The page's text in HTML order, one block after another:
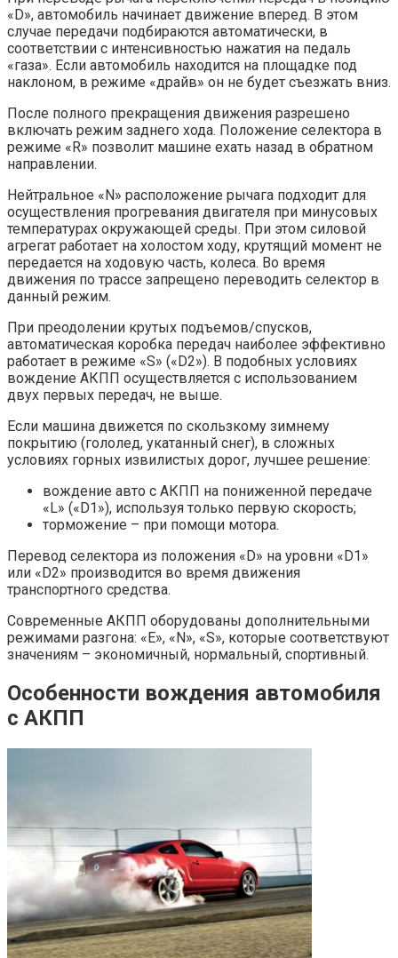
«D», автомобиль начинает движение вперед. В этом
случае передачи подбираются автоматически, в
соответствии с интенсивностью нажатия на педаль
«газа». Если автомобиль находится на площадке под
наклоном, в режиме «драйв» он не будет съезжать вниз.
После полного прекращения движения разрешено
включать режим заднего хода. Положение селектора в
режиме «R» позволит машине ехать назад в обратном
направлении.
Нейтральное «N» расположение рычага подходит для
осуществления прогревания двигателя при минусовых
температурах окружающей среды. При этом силовой
агрегат работает на холостом ходу, крутящий момент не
передается на ходовую часть, колеса. Во время
движения по трассе запрещено переводить селектор в
данный режим.
При преодолении крутых подъемов/спусков,
автоматическая коробка передач наиболее эффективно
работает в режиме «S» («D2»). В подобных условиях
вождение АКПП осуществляется с использованием
двух первых передач, не выше.
Если машина движется по скользкому зимнему
покрытию (гололед, укатанный снег), в сложных
условиях горных извилистых дорог, лучшее решение:
вождение авто с АКПП на пониженной передаче
«L» («D1»), используя только первую скорость;
торможение – при помощи мотора.
Перевод селектора из положения «D» на уровни «D1»
или «D2» производится во время движения
транспортного средства.
Современные АКПП оборудованы дополнительными
режимами разгона: «Е», «N», «S», которые соответствуют
значениям – экономичный, нормальный, спортивный.
Особенности вождения автомобиля
с АКПП